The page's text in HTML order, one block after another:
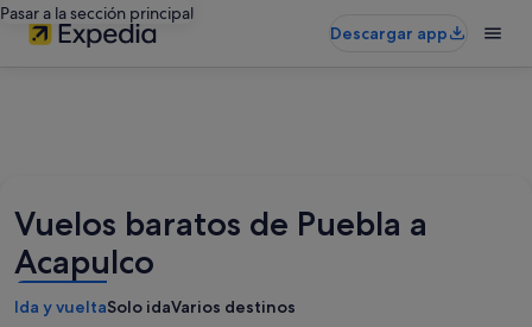
Pasar a la sección principal
Descargar app
Vuelos baratos de Puebla a
Acapulco
Ida y vueltaSolo idaVarios destinos